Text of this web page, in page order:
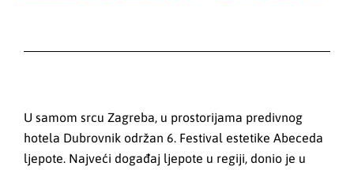
U samom srcu Zagreba, u prostorijama predivnog
hotela Dubrovnik održan 6. Festival estetike Abeceda
ljepote. Najveći događaj ljepote u regiji, donio je u